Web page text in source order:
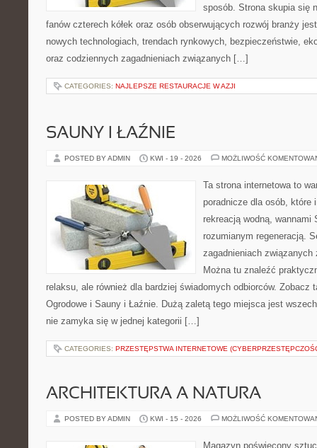
sposób. Strona skupia się
fanów czterech kółek oraz osób obserwujących rozwój branży
nowych technologiach, trendach rynkowych, bezpieczeństwie,
oraz codziennych zagadnieniach związanych […]
CATEGORIES: NAJLEPSZE RESTAURACJE W AZJI
SAUNY I ŁAŹNIE
POSTED BY ADMIN KWI - 19 - 2026 MOŻLIWOŚĆ
Ta strona internetowa to
poradnicze dla osób, które
rekreacją wodną, wannami
rozumianym regeneracją.
zagadnieniach
Można tu znaleźć
relaksu, ale również dla bardziej świadomych odbiorców. Zobacz
Ogrodowe i Sauny i Łaźnie. Dużą zaletą tego miejsca jest
nie zamyka się w jednej kategorii […]
CATEGORIES: PRZESTĘPSTWA INTERNETOWE
ARCHITEKTURA A NATURA
POSTED BY ADMIN KWI - 15 - 2026 MOŻLIWOŚĆ
Magazyn poświęcony